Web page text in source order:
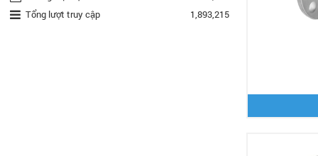
Tổng lượt truy cập
1,893,215